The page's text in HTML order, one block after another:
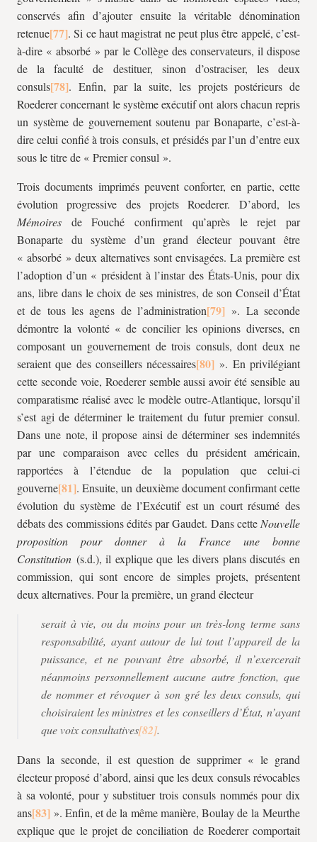
conservés afin d’ajouter ensuite la véritable dénomination
retenue
. Si ce haut magistrat ne peut plus être appelé, c’est-
à-dire « absorbé » par le Collège des conservateurs, il dispose
de la faculté de destituer, sinon d’ostraciser, les deux
consuls
. Enfin, par la suite, les projets postérieurs de
Roederer concernant le système exécutif ont alors chacun repris
un système de gouvernement soutenu par Bonaparte, c’est-à-
dire celui confié à trois consuls, et présidés par l’un d’entre eux
sous le titre de « Premier consul ».
Trois documents imprimés peuvent conforter, en partie, cette
évolution progressive des projets Roederer. D’abord, les
Mémoires de Fouché confirment qu’après le rejet par
Bonaparte du système d’un grand électeur pouvant être
« absorbé » deux alternatives sont envisagées. La première est
l’adoption d’un « président à l’instar des États-Unis, pour dix
ans, libre dans le choix de ses ministres, de son Conseil d’État
et de tous les agens de l’administration
». La seconde
démontre la volonté « de concilier les opinions diverses, en
composant un gouvernement de trois consuls, dont deux ne
seraient que des conseillers nécessaires
». En privilégiant
cette seconde voie, Roederer semble aussi avoir été sensible au
comparatisme réalisé avec le modèle outre-Atlantique, lorsqu’il
s’est agi de déterminer le traitement du futur premier consul.
Dans une note, il propose ainsi de déterminer ses indemnités
par une comparaison avec celles du président américain,
rapportées à l’étendue de la population que celui-ci
gouverne
. Ensuite, un deuxième document confirmant cette
évolution du système de l’Exécutif est un court résumé des
débats des commissions édités par Gaudet. Dans cette Nouvelle
proposition pour donner à la France une bonne
Constitution (s.d.), il explique que les divers plans discutés en
commission, qui sont encore de simples projets, présentent
deux alternatives. Pour la première, un grand électeur
serait à vie, ou du moins pour un très-long terme sans
responsabilité, ayant autour de lui tout l’appareil de la
puissance, et ne pouvant être absorbé, il n’exercerait
néanmoins personnellement aucune autre fonction, que
de nommer et révoquer à son gré les deux consuls, qui
choisiraient les ministres et les conseillers d’État, n’ayant
que voix consultatives
.
Dans la seconde, il est question de supprimer « le grand
électeur proposé d’abord, ainsi que les deux consuls révocables
à sa volonté, pour y substituer trois consuls nommés pour dix
ans
». Enfin, et de la même manière, Boulay de la Meurthe
explique que le projet de conciliation de Roederer comportait